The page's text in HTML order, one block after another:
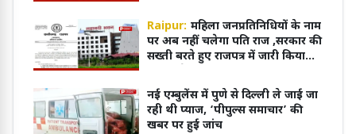
Raipur: महिला जनप्रतिनिधियों के नाम
पर अब नहीं चलेगा पति राज ,सरकार की
सख्ती बरते हुए राजपत्र में जारी किया
नई एम्बुलेंस में पुणे से दिल्ली ले जाई जा
रही थी प्याज, ‘पीपुल्स समाचार’ की
खबर पर हुई जांच